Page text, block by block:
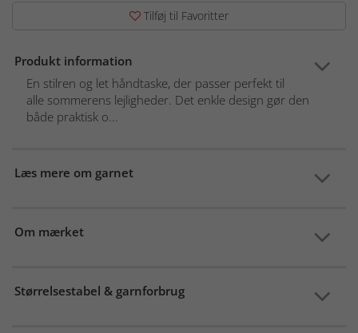
Tilføj til Favoritter
Produkt information
En stilren og let håndtaske, der passer perfekt til
alle sommerens lejligheder. Det enkle design gør den
både praktisk o...
Læs mere om garnet
Om mærket
Størrelsestabel & garnforbrug